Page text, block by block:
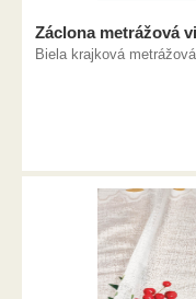
Záclona metrážová
Biela krajková